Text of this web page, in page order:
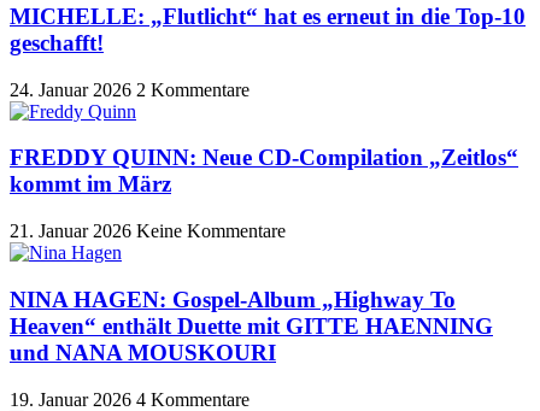
MICHELLE: „Flutlicht“ hat es erneut in die Top-10
geschafft!
24. Januar 2026 2 Kommentare
FREDDY QUINN: Neue CD-Compilation „Zeitlos“
kommt im März
21. Januar 2026 Keine Kommentare
NINA HAGEN: Gospel-Album „Highway To
Heaven“ enthält Duette mit GITTE HAENNING
und NANA MOUSKOURI
19. Januar 2026 4 Kommentare